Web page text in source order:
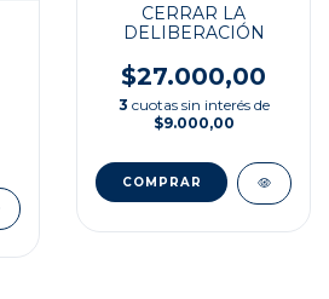
CERRAR LA
DELIBERACIÓN
$27.000,00
3 cuotas sin interés de
$9.000,00